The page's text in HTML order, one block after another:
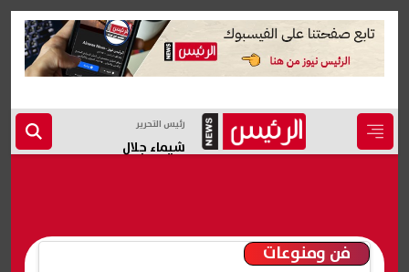
رئيس التحرير
شيماء جلال
فن ومنوعات